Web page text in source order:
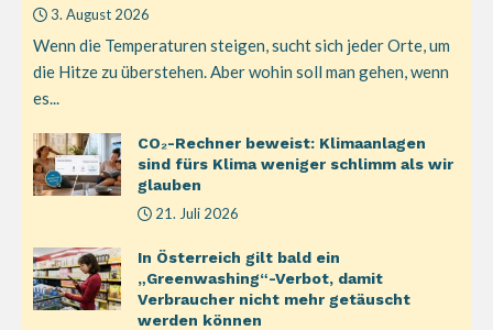
3. August 2026
Wenn die Temperaturen steigen, sucht sich jeder Orte, um
die Hitze zu überstehen. Aber wohin soll man gehen, wenn
es...
CO₂-Rechner beweist: Klimaanlagen
sind fürs Klima weniger schlimm als wir
glauben
21. Juli 2026
In Österreich gilt bald ein
„Greenwashing“-Verbot, damit
Verbraucher nicht mehr getäuscht
werden können